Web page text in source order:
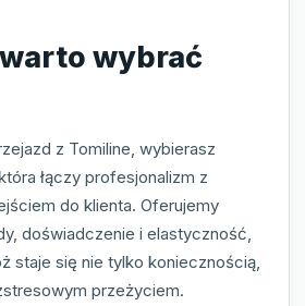
wybrać
z Tomiline, wybierasz
łączy profesjonalizm z
do klienta. Oferujemy
doświadczenie i elastyczność,
staje się nie tylko koniecznością,
przeżyciem.